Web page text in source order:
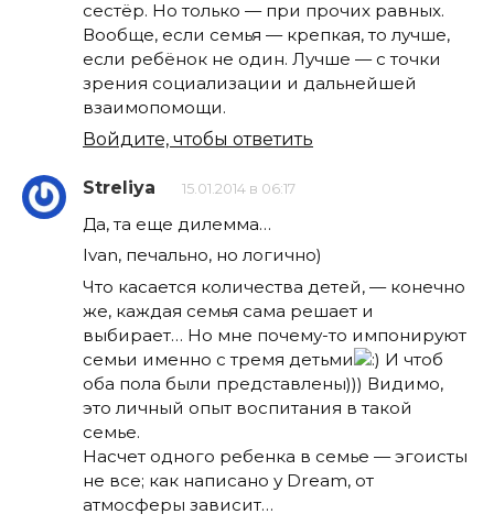
сестёр. Но только — при прочих равных.
Вообще, если семья — крепкая, то лучше,
если ребёнок не один. Лучше — с точки
зрения социализации и дальнейшей
взаимопомощи.
Войдите, чтобы ответить
Streliya 15.01.2014 в 06:17
Да, та еще дилемма…
Ivan, печально, но логично)
Что касается количества детей, — конечно
же, каждая семья сама решает и
выбирает… Но мне почему-то импонируют
семьи именно с тремя детьми
И чтоб
оба пола были представлены))) Видимо,
это личный опыт воспитания в такой
семье.
Насчет одного ребенка в семье — эгоисты
не все; как написано у Dream, от
атмосферы зависит…